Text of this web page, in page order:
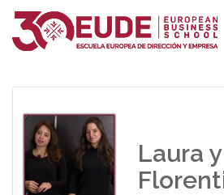
¿QUÉ
ALUMNOS
Laura